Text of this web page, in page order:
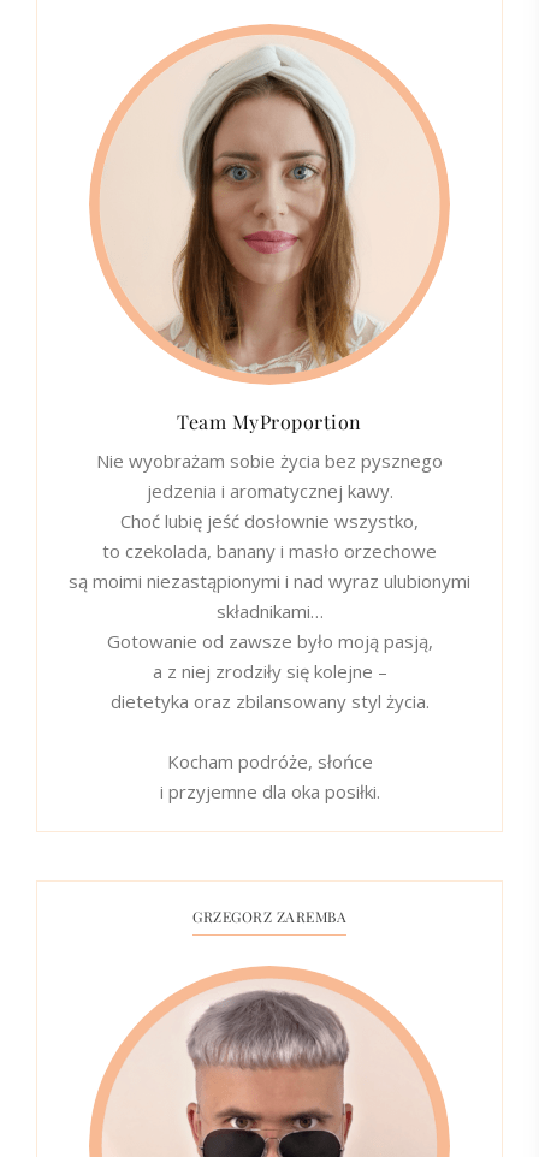
Team MyProportion
Nie wyobrażam sobie życia bez pysznego
jedzenia i aromatycznej kawy.
Choć lubię jeść dosłownie wszystko,
to czekolada, banany i masło orzechowe
są moimi niezastąpionymi i nad wyraz ulubionymi
składnikami…
Gotowanie od zawsze było moją pasją,
a z niej zrodziły się kolejne –
dietetyka oraz zbilansowany styl życia.
Kocham podróże, słońce
i przyjemne dla oka posiłki.
GRZEGORZ ZAREMBA